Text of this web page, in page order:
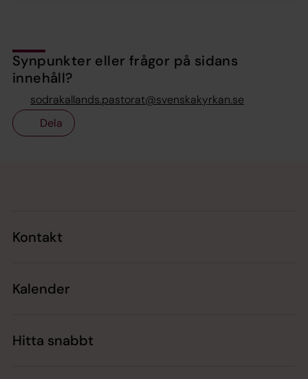
Synpunkter eller frågor på sidans
innehåll?
sodrakallands.pastorat@svenskakyrkan.se
Dela
Kontakt
Kalender
Hitta snabbt